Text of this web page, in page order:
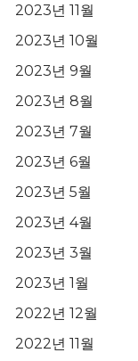
2023년 11월
2023년 10월
2023년 9월
2023년 8월
2023년 7월
2023년 6월
2023년 5월
2023년 4월
2023년 3월
2023년 1월
2022년 12월
2022년 11월